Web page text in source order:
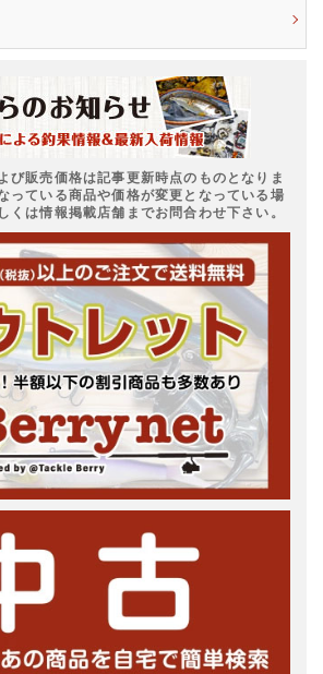
び販売価格は記事更新時点のものとなりま
っている商品や価格が変更となっている場
くは情報掲載店舗までお問合わせ下さい。